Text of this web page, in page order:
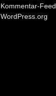
Kommentar-Feed
WordPress.org